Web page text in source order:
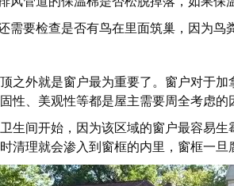
需要检查是否有鸟在里面筑巢，因为鸟
之外就是窗户最为重要了。窗户对于
性、美观性等都是屋主需要周全考虑
生间开始，因为该区域的窗户最容易
清理就会渗入到窗框的内里，窗框一